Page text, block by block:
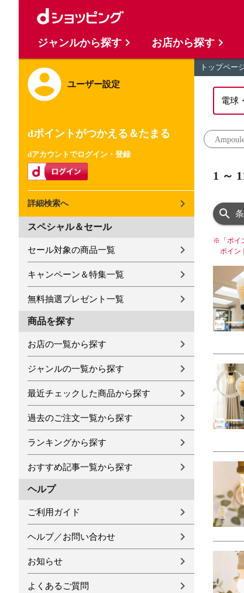
ユーザー設定
dポイントがつかえる＆たまる
dアカウントでログイン・登録
詳細検索へ
スペシャル＆セール
セール対象の商品一覧
キャンペーン＆特集一覧
無料抽選プレゼント一覧
商品を探す
お店の一覧から探す
ジャンルの一覧から探す
最近チェックした商品から探す
過去のご注文一覧から探す
ランキングから探す
おすすめ記事一覧から探す
ヘルプ
ご利用ガイド
ヘルプ／お問い合わせ
お知らせ
よくあるご質問
トップペー
1 ～
※ 「ポ
ポイン
ジャンルから探す お店から探す